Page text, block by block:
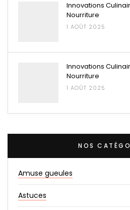
Innovations
Nourriture
1 AOÛT 2025
Innovations
Nourriture
1 AOÛT 2025
NOS
Amuse gueules
Astuces